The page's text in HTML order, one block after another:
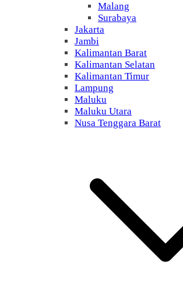
Malang
Surabaya
Jakarta
Jambi
Kalimantan Barat
Kalimantan Selatan
Kalimantan Timur
Lampung
Maluku
Maluku Utara
Nusa Tenggara Barat